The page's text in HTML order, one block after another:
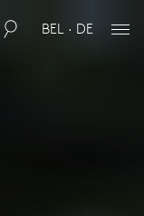
BEL · DE